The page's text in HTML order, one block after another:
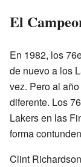
El
En 1982, los
de nuevo a los
vez. Pero al
diferente. Los
Lakers en las
forma
Clint